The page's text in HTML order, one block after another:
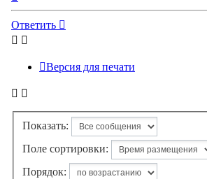
к
началу
Ответить
Версия для печати
Показать:
Поле сортировки:
Порядок: